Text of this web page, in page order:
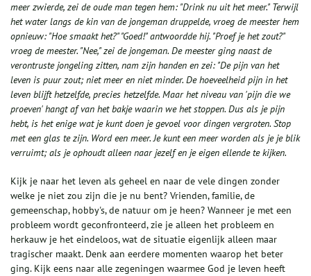
meer zwierde, zei de oude man tegen hem: "Drink nu uit het meer." Terwijl
het water langs de kin van de jongeman druppelde, vroeg de meester hem
opnieuw: "Hoe smaakt het?" "Goed!" antwoordde hij. "Proef je het zout?"
vroeg de meester. "Nee," zei de jongeman. De meester ging naast de
verontruste jongeling zitten, nam zijn handen en zei: "De pijn van het
leven is puur zout; niet meer en niet minder. De hoeveelheid pijn in het
leven blijft hetzelfde, precies hetzelfde. Maar het niveau van 'pijn die we
proeven' hangt af van het bakje waarin we het stoppen. Dus als je pijn
hebt, is het enige wat je kunt doen je gevoel voor dingen vergroten. Stop
met een glas te zijn. Word een meer. Je kunt een meer worden als je je blik
verruimt; als je ophoudt alleen naar jezelf en je eigen ellende te kijken.
Kijk je naar het leven als geheel en naar de vele dingen zonder
welke je niet zou zijn die je nu bent? Vrienden, familie, de
gemeenschap, hobby's, de natuur om je heen? Wanneer je met een
probleem wordt geconfronteerd, zie je alleen het probleem en
herkauw je het eindeloos, wat de situatie eigenlijk alleen maar
tragischer maakt. Denk aan eerdere momenten waarop het beter
ging. Kijk eens naar alle zegeningen waarmee God je leven heeft